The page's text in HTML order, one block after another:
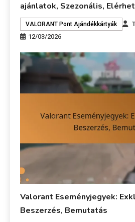
ajánlatok, Szezonális,
VALORANT Pont Ajándékkártyák
12/03/2026
Valorant Eseményjegyek:
Beszerzés, Bemutatás